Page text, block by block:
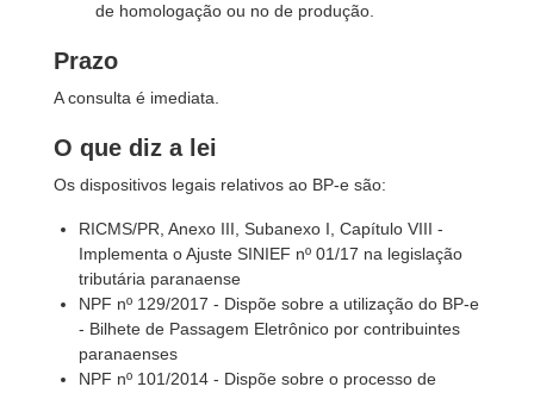
de homologação ou no de produção.
Prazo
A consulta é imediata.
O que diz a lei
Os dispositivos legais relativos ao BP-e são:
RICMS/PR, Anexo III, Subanexo I, Capítulo VIII -
Implementa o Ajuste SINIEF nº 01/17 na legislação
tributária paranaense
NPF nº 129/2017 - Dispõe sobre a utilização do BP-e
- Bilhete de Passagem Eletrônico por contribuintes
paranaenses
NPF nº 101/2014 - Dispõe sobre o processo de